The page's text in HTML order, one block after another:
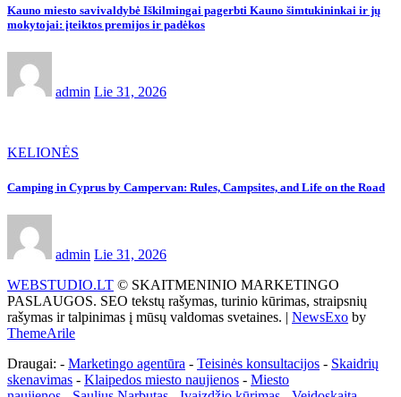
Kauno miesto savivaldybė Iškilmingai pagerbti Kauno šimtukininkai ir jų
mokytojai: įteiktos premijos ir padėkos
admin Lie 31, 2026
KELIONĖS
Camping in Cyprus by Campervan: Rules, Campsites, and Life on the Road
admin Lie 31, 2026
WEBSTUDIO.LT © SKAITMENINIO MARKETINGO
PASLAUGOS. SEO tekstų rašymas, turinio kūrimas, straipsnių
rašymas ir talpinimas į mūsų valdomas svetaines. | NewsExo by
ThemeArile
Draugai: - Marketingo agentūra - Teisinės konsultacijos - Skaidrių
skenavimas - Klaipedos miesto naujienos - Miesto